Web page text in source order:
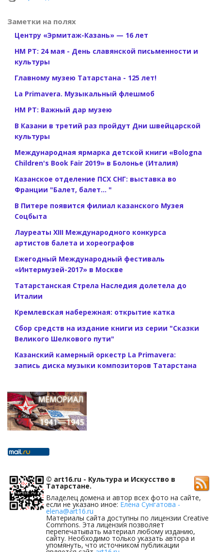
Заметки на полях
Центру «Эрмитаж-Казань» — 16 лет
НМ РТ: 24 мая - День славянской письменности и
культуры
Главному музею Татарстана - 125 лет!
La Primavera. Музыкальный флешмоб
НМ РТ: Важный дар музею
В Казани в третий раз пройдут Дни швейцарской
культуры
Международная ярмарка детской книги «Bologna
Children's Book Fair 2019» в Болонье (Италия)
Казанское отделение ПСХ СНГ: выставка во
Франции "Балет, балет... "
В Питере появится филиал казанского Музея
Соцбыта
Лауреаты XIII Международного конкурса
артистов балета и хореографов
Ежегодный Международный фестиваль
«Интермузей-2017» в Москве
Татарстанская Стрела Наследия долетела до
Италии
Кремлевская набережная: открытие катка
Сбор средств на издание книги из серии "Сказки
Великого Шелкового пути"
Казанский камерный оркестр La Primavera:
запись диска музыки композиторов Татарстана
© art16.ru - Культура и Искусство в
Татарстане.
Владелец домена и автор всех фото на сайте,
если не указано иное: Елена Сунгатова -
elena@art16.ru
Материалы сайта доступны по лицензии Creative
Commons. Эта лицензия позволяет
перепечатывать материал любому изданию,
сайту. Необходимо только указать автора и
упомянуть, что источником публикации